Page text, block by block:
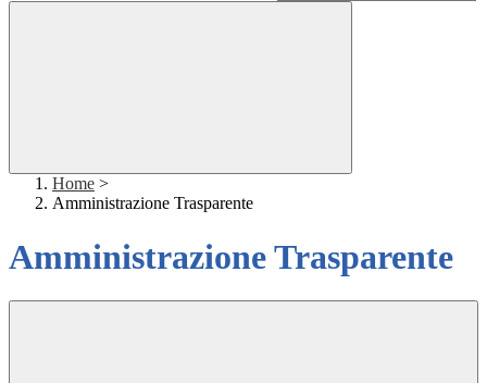
Home >
Amministrazione Trasparente
Amministrazione Trasparente